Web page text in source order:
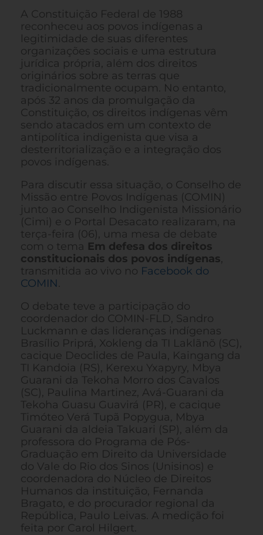
A Constituição Federal de 1988
reconheceu aos povos indígenas a
legitimidade de suas diferentes
organizações sociais e uma estrutura
jurídica própria, além dos direitos
originários sobre as terras que
tradicionalmente ocupam. No entanto,
após 32 anos da promulgação da
Constituição, os direitos indígenas vêm
sendo atacados em um contexto de
antipolítica indigenista que visa a
desterritorialização e a integração dos
povos indígenas.
Para discutir essa situação, o Conselho de
Missão entre Povos Indígenas (COMIN)
junto ao Conselho Indigenista Missionário
(Cimi) e o Portal Desacato realizaram, na
terça-feira (06), uma mesa de debate
com o tema Em defesa dos direitos
constitucionais dos povos indígenas,
transmitida ao vivo no Facebook do
COMIN.
O debate teve a participação do
coordenador do COMIN-FLD, Sandro
Luckmann e das lideranças indígenas
Brasílio Priprá, Xokleng da TI Laklãnõ (SC),
cacique Deoclides de Paula, Kaingang da
TI Kandoia (RS), Kerexu Yxapyry, Mbya
Guarani da Tekoha Morro dos Cavalos
(SC), Paulina Martinez, Avá-Guarani da
Tekoha Guasu Guavirá (PR), e cacique
Timóteo Verá Tupã Popygua, Mbya
Guarani da aldeia Takuari (SP), além da
professora do Programa de Pós-
Graduação em Direito da Universidade
do Vale do Rio dos Sinos (Unisinos) e
coordenadora do Núcleo de Direitos
Humanos da instituição, Fernanda
Bragato, e do procurador regional da
República, Paulo Leivas. A medição foi
feita por Carol Hilgert.